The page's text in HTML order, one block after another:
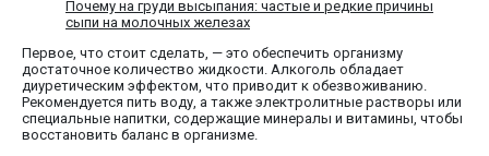
Почему на груди высыпания: частые и редкие причины
сыпи на молочных железах
Первое, что стоит сделать, — это обеспечить организму
достаточное количество жидкости. Алкоголь обладает
диуретическим эффектом, что приводит к обезвоживанию.
Рекомендуется пить воду, а также электролитные растворы или
специальные напитки, содержащие минералы и витамины, чтобы
восстановить баланс в организме.